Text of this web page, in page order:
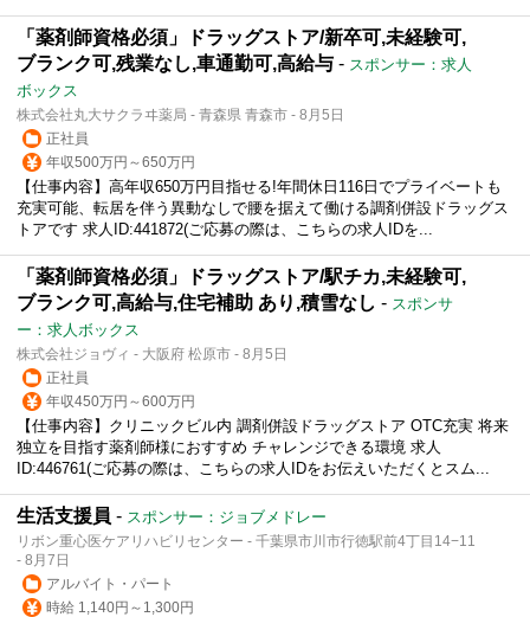
「薬剤師資格必須」ドラッグストア/新卒可,未経験可,
ブランク可,残業なし,車通勤可,高給与 - スポンサー：求人
ボックス
株式会社丸大サクラヰ薬局 - 青森県 青森市 - 8月5日
正社員
年収500万円～650万円
【仕事内容】高年収650万円目指せる!年間休日116日でプライベートも
充実可能、転居を伴う異動なしで腰を据えて働ける調剤併設ドラッグス
トアです 求人ID:441872(ご応募の際は、こちらの求人IDを...
「薬剤師資格必須」ドラッグストア/駅チカ,未経験可,
ブランク可,高給与,住宅補助 あり,積雪なし - スポンサ
ー：求人ボックス
株式会社ジョヴィ - 大阪府 松原市 - 8月5日
正社員
年収450万円～600万円
【仕事内容】クリニックビル内 調剤併設ドラッグストア OTC充実 将来
独立を目指す薬剤師様におすすめ チャレンジできる環境 求人
ID:446761(ご応募の際は、こちらの求人IDをお伝えいただくとスム...
生活支援員 - スポンサー：ジョブメドレー
リボン重心医ケアリハビリセンター - 千葉県市川市行徳駅前4丁目14−11
- 8月7日
アルバイト・パート
時給 1,140円～1,300円